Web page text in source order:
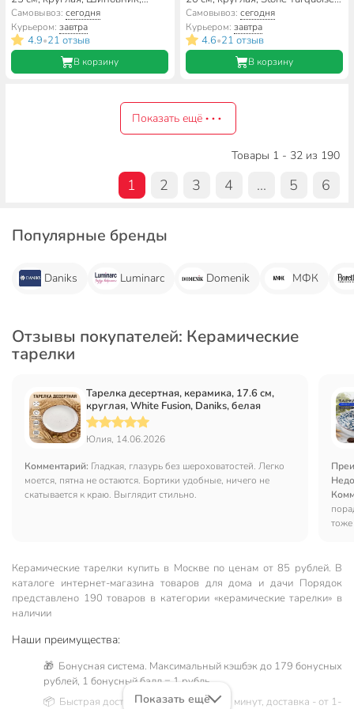
Daniks, 7435
Самовывоз:сегодня
Курьером:завтра
4.9•21 отзыв
В корзину
Domenik, DMD052, синяя
Самовывоз: сегодня
Курьером: завтра
4.6•21 отзыв
В корзину
Показать ещё
Товары 1 - 32 из 190
1 2 3 4 ... 5 6
Популярные бренды
Daniks Luminarc Domenik МФК
Отзывы покупателей: Керамические
тарелки
Тарелка десертная, керамика, 17.6 см,
круглая, White Fusion, Daniks, белая
Юлия, 14.06.2026
Комментарий: Гладкая, глазурь без шероховатостей. Легко
моется, пятна не остаются. Бортики удобные, ничего не
скатывается к краю. Выглядит стильно.
Керамические тарелки купить в Москве по ценам от 85 рублей. В
каталоге интернет-магазина товаров для дома и дачи Порядок
представлено 190 товаров в категории «керамические тарелки» в
наличии
Наши преимущества:
🎁 Бонусная система. Максимальный кэшбэк до 179 бонусных
рублей, 1 бонусный балл = 1 рубль.
📦 Быстрая доставка. Самовывоз от 60 минут, доставка - от 1-
Показать ещё